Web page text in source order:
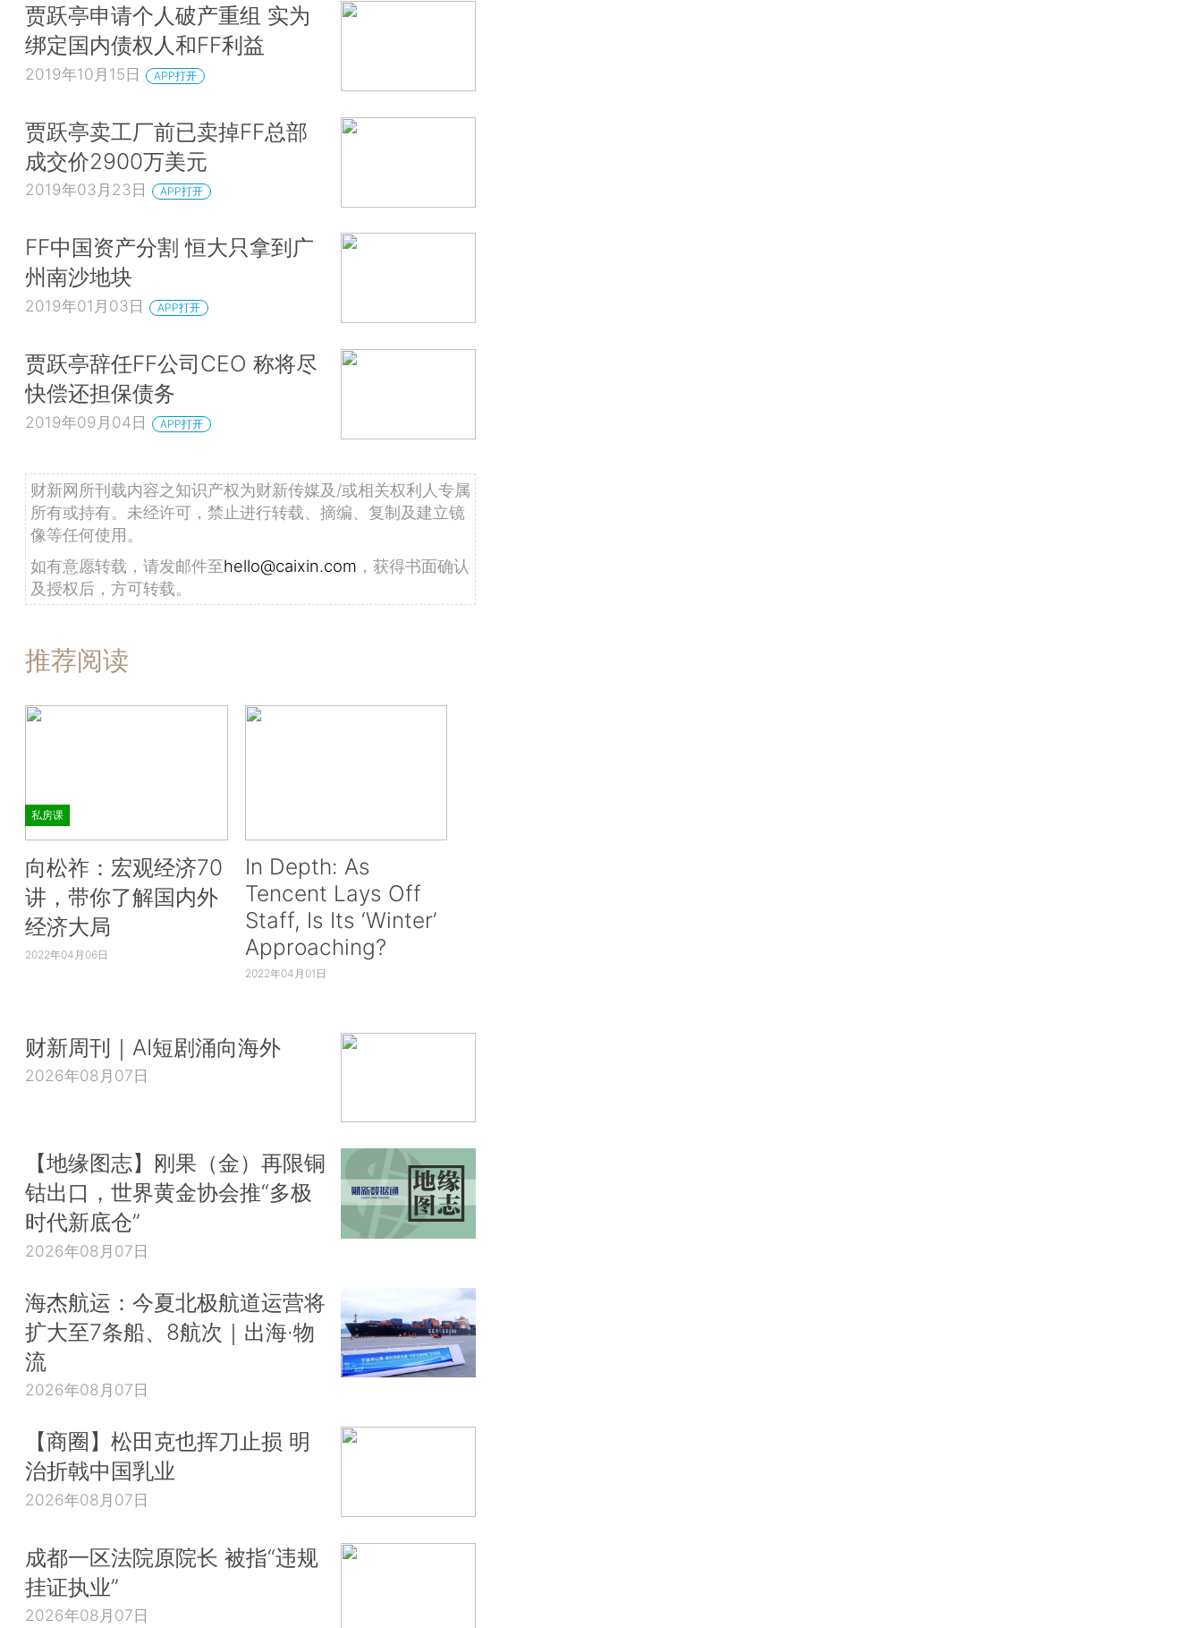
贾跃亭申请个人破产重组 实为
绑定国内债权人和FF利益
2019年10月15日 APP打开
贾跃亭卖工厂前已卖掉FF总部
成交价2900万美元
2019年03月23日 APP打开
FF中国资产分割 恒大只拿到广
州南沙地块
2019年01月03日 APP打开
贾跃亭辞任FF公司CEO 称将尽
快偿还担保债务
2019年09月04日 APP打开
财新网所刊载内容之知识产权为财新传媒及/或相关权利人专属
所有或持有。未经许可，禁止进行转载、摘编、复制及建立镜
像等任何使用。
如有意愿转载，请发邮件至hello@caixin.com ，获得书面确认
及授权后，方可转载。
推荐阅读
私房课
向松祚：宏观经济70
讲，带你了解国内外
经济大局
2022年04月06日
In Depth: As
Tencent Lays Off
Staff, Is Its ‘Winter’
Approaching?
2022年04月01日
财新周刊｜AI短剧涌向海外
2026年08月07日
【地缘图志】刚果（金）再限铜
钴出口，世界黄金协会推“多极
时代新底仓”
2026年08月07日
海杰航运：今夏北极航道运营将
扩大至7条船、8航次｜出海·物
流
2026年08月07日
【商圈】松田克也挥刀止损 明
治折戟中国乳业
2026年08月07日
成都一区法院原院长 被指“违规
挂证执业”
2026年08月07日